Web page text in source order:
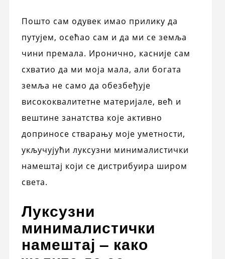
Пошто сам одувек имао прилику да
путујем, осећао сам и да ми се земља
чини премала. Иронично, касније сам
схватио да ми моја мала, али богата
земља не само да обезбеђује
висококвалитетне материјале, већ и
вештине занатства које активно
доприносе стварању моје уметности,
укључујући луксузни минималистички
намештај који се дистрибуира широм
света.
Луксузни
минималистички
намештај – како